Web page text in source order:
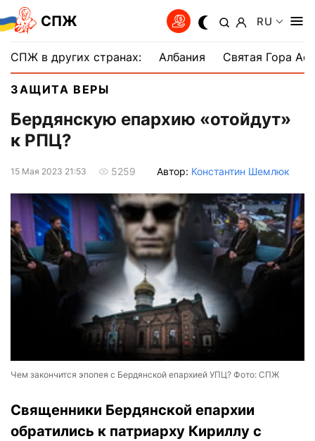
СПЖ RU
СПЖ в других странах: Албания Святая Гора
ЗАЩИТА ВЕРЫ
Бердянскую епархию «отойдут»
к РПЦ?
15 Мая 2023 21:53 5259 Автор: Константин Шемлюк
Чем закончится эпопея с Бердянской епархией УПЦ? Фото: СПЖ
Священники Бердянской епархии
обратились к патриарху Кириллу с